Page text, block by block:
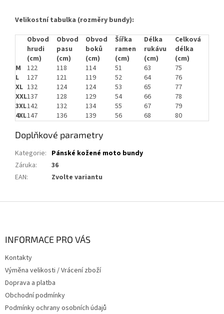
Velikostní tabulka (rozměry bundy):
Obvod
hrudi
(cm)
Obvod
pasu
(cm)
Obvod
boků
(cm)
Šířka
ramen
(cm)
Délka
rukávu
(cm)
Celková
délka
(cm)
M
122 118 114 51 63
75
L
127 121 119 52 64
76
XL 132 124 124 53 65
77
XXL137 128 129 54 66
78
3XL142 132 134 55 67
79
4XL147 136 139 56 68 80
Doplňkové parametry
Kategorie: Pánské kožené moto bundy
Záruka:
36
EAN: Zvolte variantu
INFORMACE PRO VÁS
Kontakty
Výměna velikosti / Vrácení zboží
Doprava a platba
Obchodní podmínky
Podmínky ochrany osobních údajů